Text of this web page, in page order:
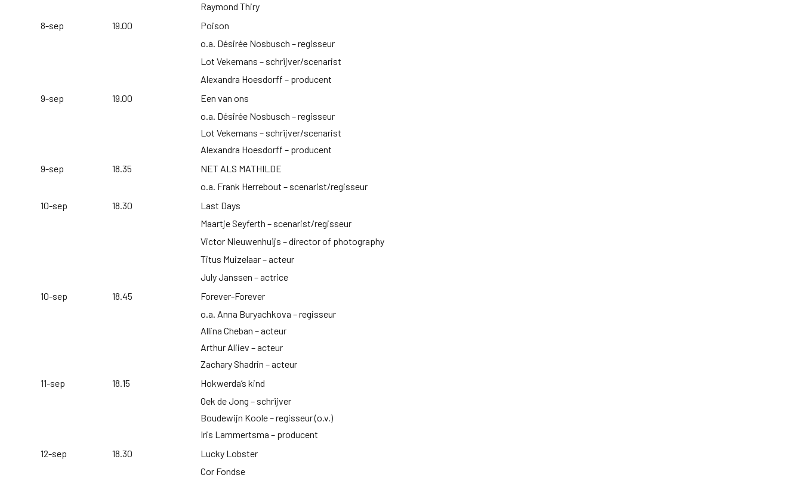
Raymond Thiry
8-sep
19.00
Poison
o.a. Désirée Nosbusch – regisseur
Lot Vekemans – schrijver/scenarist
Alexandra Hoesdorff – producent
9-sep
19.00
Een van ons
o.a. Désirée Nosbusch – regisseur
Lot Vekemans – schrijver/scenarist
Alexandra Hoesdorff – producent
9-sep
18.35
NET ALS MATHILDE
o.a. Frank Herrebout – scenarist/regisseur
10-sep
18.30
Last Days
Maartje Seyferth – scenarist/regisseur
Victor Nieuwenhuijs – director of photography
Titus Muizelaar – acteur
July Janssen – actrice
10-sep
18.45
Forever-Forever
o.a. Anna Buryachkova – regisseur
Allina Cheban – acteur
Arthur Aliiev – acteur
Zachary Shadrin – acteur
11-sep
18.15
Hokwerda’s kind
Oek de Jong – schrijver
Boudewijn Koole – regisseur (o.v.)
Iris Lammertsma – producent
12-sep
18.30
Lucky Lobster
Cor Fondse